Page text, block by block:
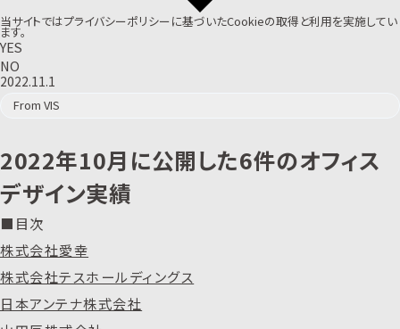
当サイトではプライバシーポリシーに基づいたCookieの取得と利用を実施してい
ます。
YES
NO
2022.11.1
From VIS
2022年10月に公開した6件のオフィス
デザイン実績
■目次
株式会社愛幸
株式会社テスホールディングス
日本アンテナ株式会社